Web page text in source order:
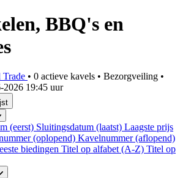
BBQ's en
Trade • 0 actieve kavels • Bezorgveiling •
2026 19:45 uur
(eerst) Sluitingsdatum (laatst) Laagste prijs
(oplopend) Kavelnummer (aflopend)
biedingen Titel op alfabet (A-Z) Titel op